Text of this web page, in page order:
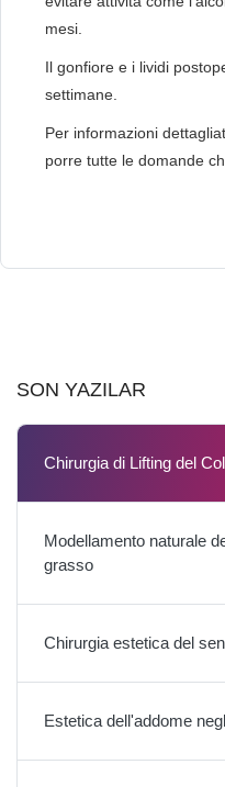
mesi.
Il gonfiore e i lividi
settimane.
Per informazioni
porre tutte le domande
SON YAZILAR
Chirurgia di Lifting del
Modellamento naturale
grasso
Chirurgia estetica del
Estetica dell'addome